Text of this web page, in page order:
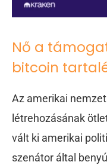
Nő a
bitcoin
Az amerikai
létrehozásának
vált ki amerikai
szenátor által